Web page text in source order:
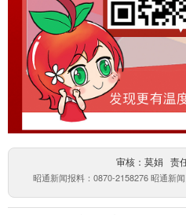
审核：莫娟 责
昭通新闻报料：0870-2158276 昭通新